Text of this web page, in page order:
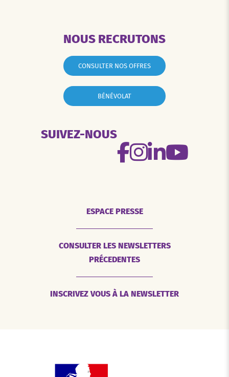
NOUS RECRUTONS
CONSULTER NOS OFFRES
BÉNÉVOLAT
SUIVEZ-NOUS
ESPACE PRESSE
CONSULTER LES NEWSLETTERS
PRÉCEDENTES
INSCRIVEZ VOUS À LA NEWSLETTER